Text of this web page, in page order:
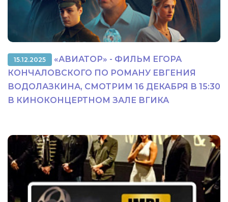
15.12.2025
«АВИАТОР» - ФИЛЬМ ЕГОРА
КОНЧАЛОВСКОГО ПО РОМАНУ ЕВГЕНИЯ
ВОДОЛАЗКИНА, СМОТРИМ 16 ДЕКАБРЯ В 15:30
В КИНОКОНЦЕРТНОМ ЗАЛЕ ВГИКА